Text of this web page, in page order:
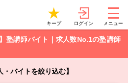
キープ ログイン メニュー
塾講師バイト｜求人数No.1の塾講師
・バイトを絞り込む】